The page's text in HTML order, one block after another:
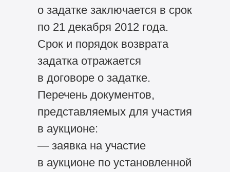
о задатке заключается в срок
по 21 декабря 2012 года.
Срок и порядок возврата
задатка отражается
в договоре о задатке.
Перечень документов,
представляемых для участия
в аукционе:
— заявка на участие
в аукционе по установленной